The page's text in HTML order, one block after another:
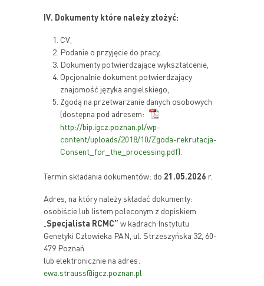
IV. Dokumenty które należy złożyć:
CV,
Podanie o przyjęcie do pracy,
Dokumenty potwierdzające wykształcenie,
Opcjonalnie dokument potwierdzający
znajomość języka angielskiego,
Zgodą na przetwarzanie danych osobowych
(dostępna pod adresem:
http://bip.igcz.poznan.pl/wp-
content/uploads/2018/10/Zgoda-rekrutacja-
Consent_for_the_processing.pdf).
Termin składania dokumentów: do 21.05.2026 r.
Adres, na który należy składać dokumenty:
osobiście lub listem poleconym z dopiskiem
Specjalista RCMC” w kadrach Instytutu
Genetyki Człowieka PAN, ul. Strzeszyńska 32, 60-
479 Poznań
lub elektronicznie na adres:
ewa.strauss@igcz.poznan.pl